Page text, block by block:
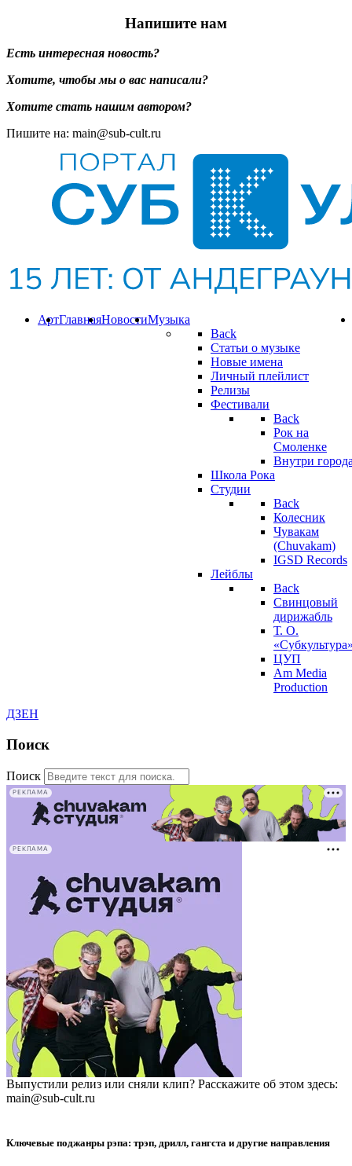
Напишите нам
Есть интересная новость?
Хотите, чтобы мы о вас написали?
Хотите стать нашим автором?
Пишите на: main@sub-cult.ru
Музыка
Back
Статьи о музыке
Новые имена
Личный плейлист
Релизы
Фестивали
Back
Рок на
Смоленке
Внутри
Школа Рока
Студии
Back
Колесник
Чувакам
(Chuvakam)
IGSD Records
Лейблы
Back
Свинцовый
дирижабль
Т. О.
ЦУП
Am Media
Production
Новости
Главная
Арт
ДЗЕН
Поиск
Поиск
РЕКЛАМА
РЕКЛАМА
Выпустили релиз или сняли клип? Расскажите об этом здесь:
main@sub-cult.ru
Ключевые поджанры рэпа: трэп, дрилл, гангста и другие направления